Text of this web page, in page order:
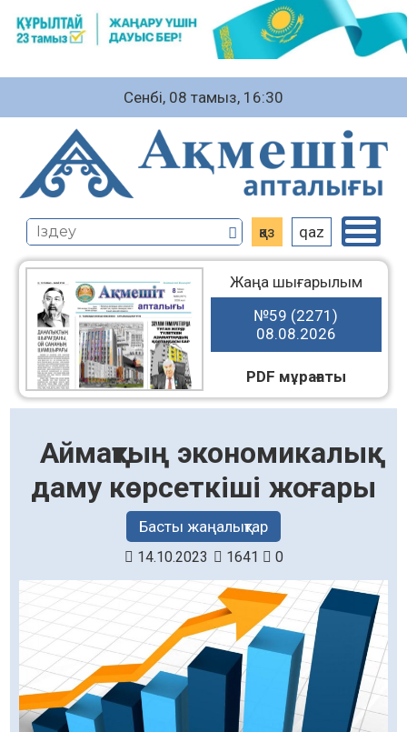
Сенбі, 08 тамыз, 16:30
қаз qaz
Жаңа шығарылым
№59 (2271)
08.08.2026
PDF мұрағаты
Аймақтың экономикалық
даму көрсеткіші жоғары
Басты жаңалықтар
14.10.2023 1641 0